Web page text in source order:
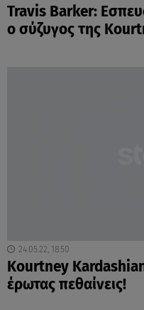
Travis Barker:
ο σύζυγος της
24.05.22, 18:50
Kourtney
έρωτας πεθαίνεις!